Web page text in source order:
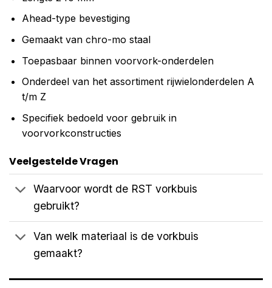
Ahead-type bevestiging
Gemaakt van chro-mo staal
Toepasbaar binnen voorvork-onderdelen
Onderdeel van het assortiment rijwielonderdelen A
t/m Z
Specifiek bedoeld voor gebruik in
voorvorkconstructies
Veelgestelde Vragen
Waarvoor wordt de RST vorkbuis
gebruikt?
Van welk materiaal is de vorkbuis
gemaakt?